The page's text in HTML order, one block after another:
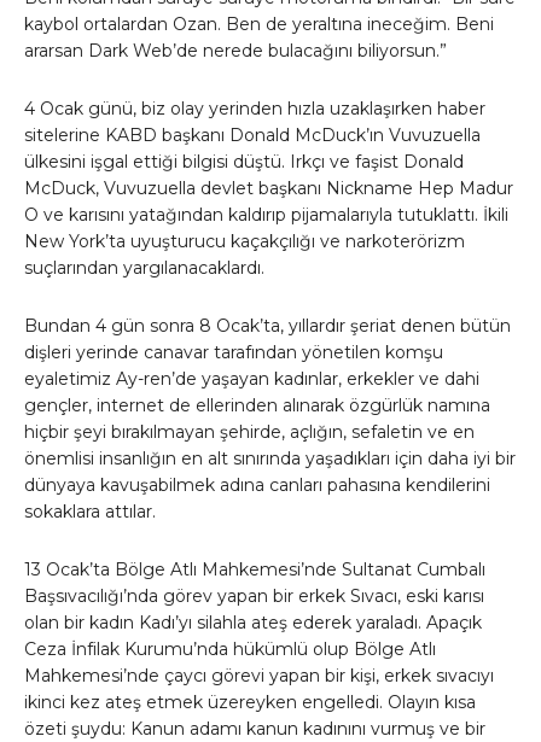
kaybol ortalardan Ozan. Ben de yeraltına ineceğim. Beni
ararsan Dark Web’de nerede bulacağını biliyorsun.”
4 Ocak günü, biz olay yerinden hızla uzaklaşırken haber
sitelerine KABD başkanı Donald McDuck’ın Vuvuzuella
ülkesini işgal ettiği bilgisi düştü. Irkçı ve faşist Donald
McDuck, Vuvuzuella devlet başkanı Nickname Hep Madur
O ve karısını yatağından kaldırıp pijamalarıyla tutuklattı. İkili
New York’ta uyuşturucu kaçakçılığı ve narkoterörizm
suçlarından yargılanacaklardı.
Bundan 4 gün sonra 8 Ocak’ta, yıllardır şeriat denen bütün
dişleri yerinde canavar tarafından yönetilen komşu
eyaletimiz Ay-ren’de yaşayan kadınlar, erkekler ve dahi
gençler, internet de ellerinden alınarak özgürlük namına
hiçbir şeyi bırakılmayan şehirde, açlığın, sefaletin ve en
önemlisi insanlığın en alt sınırında yaşadıkları için daha iyi bir
dünyaya kavuşabilmek adına canları pahasına kendilerini
sokaklara attılar.
13 Ocak’ta Bölge Atlı Mahkemesi’nde Sultanat Cumbalı
Başsıvacılığı’nda görev yapan bir erkek Sıvacı, eski karısı
olan bir kadın Kadı’yı silahla ateş ederek yaraladı. Apaçık
Ceza İnfilak Kurumu’nda hükümlü olup Bölge Atlı
Mahkemesi’nde çaycı görevi yapan bir kişi, erkek sıvacıyı
ikinci kez ateş etmek üzereyken engelledi. Olayın kısa
özeti şuydu: Kanun adamı kanun kadınını vurmuş ve bir